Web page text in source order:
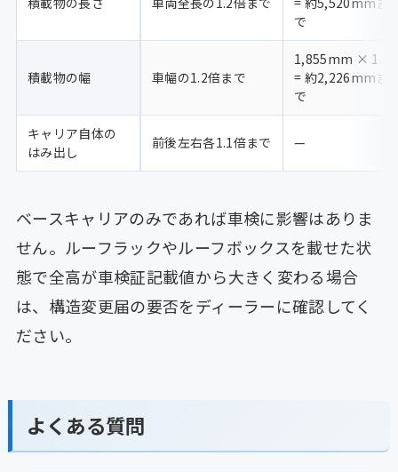
で
積載物の幅 車幅の1.2倍まで
1,855mm × 1.2
= 約2,226mmま
で
キャリア自体の
はみ出し
前後左右各1.1倍まで —
ベースキャリアのみであれば車検に影響はありま
せん。ルーフラックやルーフボックスを載せた状
態で全高が車検証記載値から大きく変わる場合
は、構造変更届の要否をディーラーに確認してく
ださい。
よくある質問